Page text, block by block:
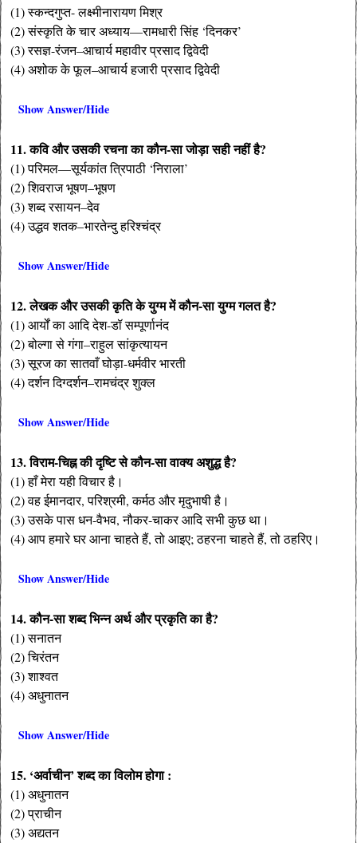
(1) स्कन्दगुप्त- लक्ष्मीनारायण मिश्र
(2) संस्कृति के चार अध्याय—रामधारी सिंह ‘दिनकर’
(3) रसज्ञ-रंजन–आचार्य महावीर प्रसाद द्विवेदी
(4) अशोक के फूल–आचार्य हजारी प्रसाद द्विवेदी
Show Answer/Hide
11. कवि और उसकी रचना का कौन-सा जोड़ा सही नहीं है?
(1) परिमल—सूर्यकांत त्रिपाठी ‘निराला’
(2) शिवराज भूषण–भूषण
(3) शब्द रसायन–देव
(4) उद्धव शतक–भारतेन्दु हरिश्चंद्र
Show Answer/Hide
12. लेखक और उसकी कृति के युग्म में कौन-सा युग्म गलत है?
(1) आर्यों का आदि देश-डॉ सम्पूर्णानंद
(2) बोल्गा से गंगा–राहुल सांकृत्यायन
(3) सूरज का सातवाँ घोड़ा-धर्मवीर भारती
(4) दर्शन दिग्दर्शन–रामचंद्र शुक्ल
Show Answer/Hide
13. विराम-चिह्न की दृष्टि से कौन-सा वाक्य अशुद्ध है?
(1) हाँ मेरा यही विचार है।
(2) वह ईमानदार, परिश्रमी, कर्मठ और मृदुभाषी है।
(3) उसके पास धन-वैभव, नौकर-चाकर आदि सभी कुछ था।
(4) आप हमारे घर आना चाहते हैं, तो आइए; ठहरना चाहते हैं, तो ठहरिए।
Show Answer/Hide
14. कौन-सा शब्द भिन्न अर्थ और प्रकृति का है?
(1) सनातन
(2) चिरंतन
(3) शाश्वत
(4) अधुनातन
Show Answer/Hide
15. ‘अर्वाचीन’ शब्द का विलोम होगा :
(1) अधुनातन
(2) प्राचीन
(3) अद्यतन